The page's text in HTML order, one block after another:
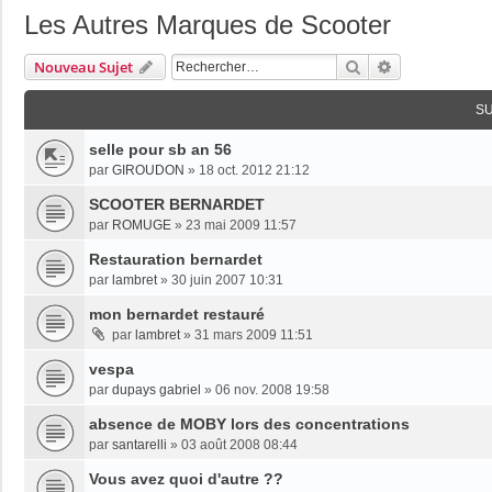
Les Autres Marques de Scooter
Nouveau Sujet Rechercher
selle pour sb an 56
par GIROUDON » 18 oct. 2012 21:12
SCOOTER BERNARDET
par ROMUGE » 23 mai 2009 11:57
Restauration bernardet
par lambret» 30 juin 2007 10:31
mon bernardet restauré
par lambret» 31 mars 2009 11:51
vespa
par dupays gabriel » 06 nov. 2008 19:58
absence de MOBY lors des concentrations
par santarelli » 03 août 2008 08:44
Vous avez quoi d'autre ??